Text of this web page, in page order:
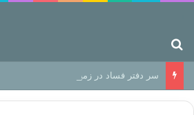
سر دفتر فساد در زمین‌، دوری وکناره‌گیری